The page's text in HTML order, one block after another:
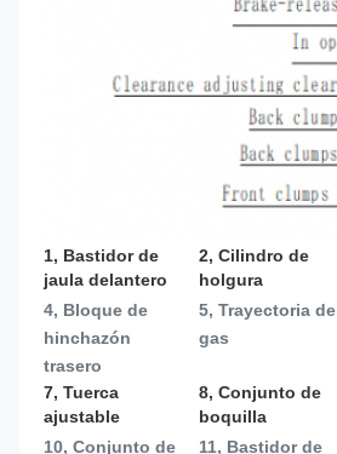
1, Bastidor de
jaula delantero
4, Bloque de
hinchazón
trasero
2, Cilindro de
holgura
5, Trayectoria de
gas
7, Tuerca
ajustable
10, Conjunto de
8, Conjunto de
boquilla
11, Bastidor de